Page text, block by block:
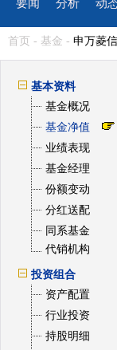
要闻 分析 动
首页 - 基金 - 申万菱
基本资料
基金概况
基金净值
业绩表现
基金经理
份额变动
分红送配
同系基金
代销机构
投资组合
资产配置
行业投资
持股明细